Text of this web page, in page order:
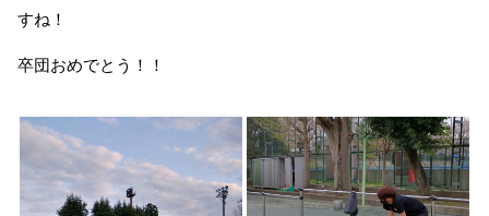
すね！
卒団おめでとう！！